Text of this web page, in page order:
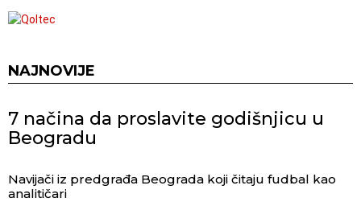
NAJNOVIJE
7 načina da proslavite godišnjicu u
Beogradu
Navijači iz predgrađa Beograda koji čitaju fudbal kao
analitičari